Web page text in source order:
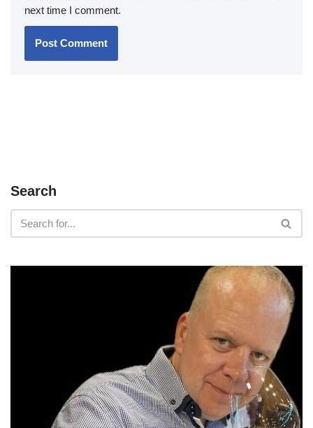
next time I comment.
Search